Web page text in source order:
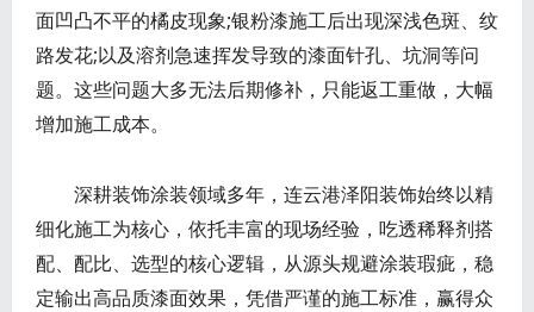
面凹凸不平的橘皮现象;银粉漆施工后出现深浅色斑、纹
路发花;以及溶剂急速挥发导致的漆面针孔、坑洞等问
题。这些问题大多无法后期修补，只能返工重做，大幅
增加施工成本。
深耕装饰涂装领域多年，连云港泽阳装饰始终以精
细化施工为核心，依托丰富的现场经验，吃透稀释剂搭
配、配比、选型的核心逻辑，从源头规避涂装瑕疵，稳
定输出高品质漆面效果，凭借严谨的施工标准，赢得众